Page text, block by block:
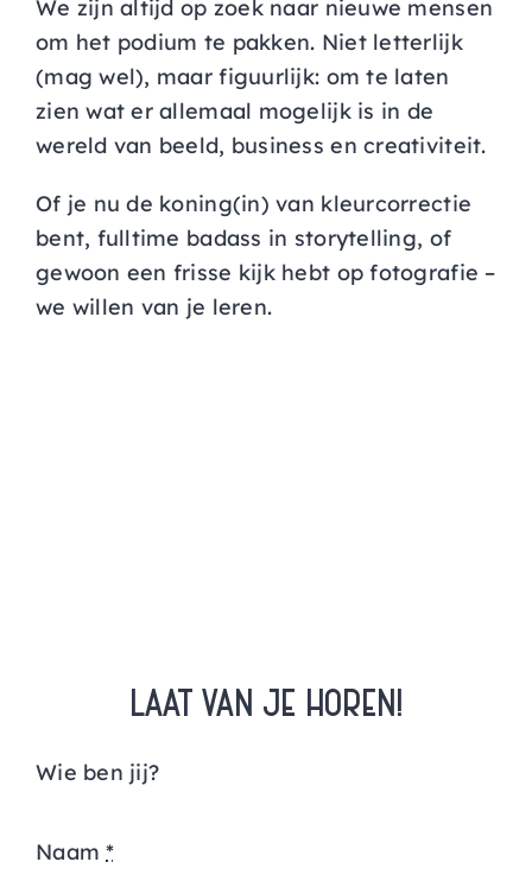
We zijn altijd op zoek naar nieuwe mensen
om het podium te pakken. Niet letterlijk
(mag wel), maar figuurlijk: om te laten
zien wat er allemaal mogelijk is in de
wereld van beeld, business en creativiteit.
Of je nu de koning(in) van kleurcorrectie
bent, fulltime badass in storytelling, of
gewoon een frisse kijk hebt op fotografie –
we willen van je leren.
LAAT VAN JE HOREN!
Wie ben jij?
Naam*